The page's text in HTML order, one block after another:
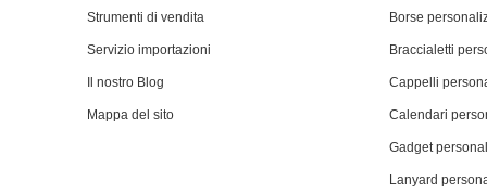
Strumenti di vendita
Servizio importazioni
Il nostro Blog
Mappa del sito
Borse
Braccialetti
Cappelli
Calendari
Gadget
Lanyard